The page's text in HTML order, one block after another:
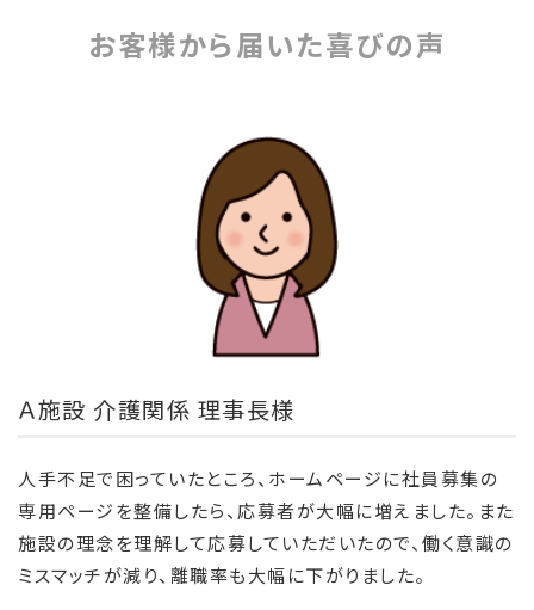
お客様から届いた喜びの声
Ａ施設 介護関係 理事長様
人手不足で困っていたところ、ホームページに社員募集の
専用ページを整備したら、応募者が大幅に増えました。また
施設の理念を理解して応募していただいたので、働く意識の
ミスマッチが減り、離職率も大幅に下がりました。